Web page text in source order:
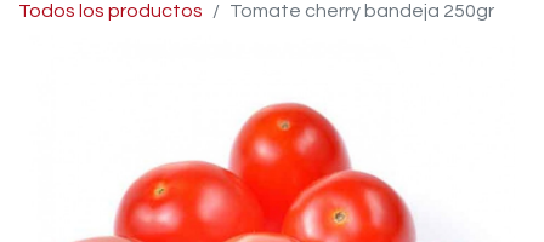
Todos los productos Tomate cherry bandeja 250gr